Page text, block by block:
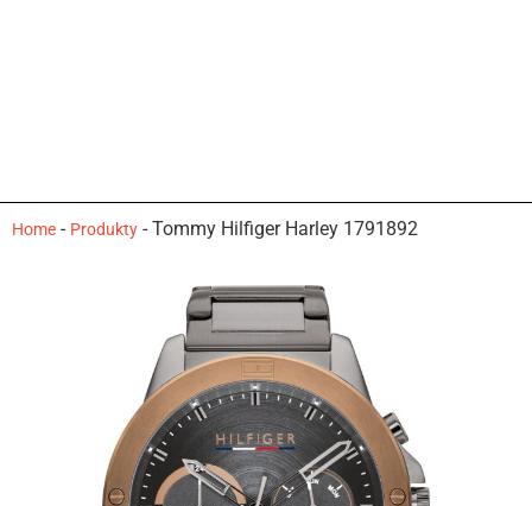
Home - Produkty - Tommy Hilfiger Harley 1791892